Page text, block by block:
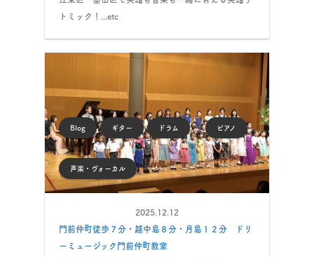
トミック！...etc
Blog ギター ドラム ピアノ
声楽・ヴォーカル
2025.12.12
門前仲町徒歩７分・越中島８分・月島１２分 ドリ
ーミュージック門前仲町教室